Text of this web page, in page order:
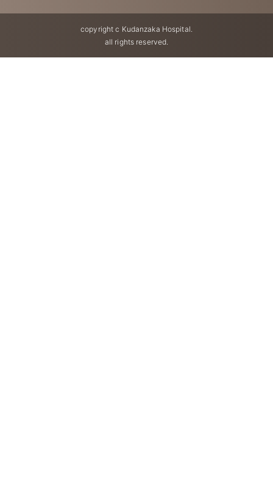
copyright c Kudanzaka Hospital.
all rights reserved.